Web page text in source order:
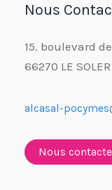
Nous
15. boulevard
66270 LE SOLER
alcasal-
Nous